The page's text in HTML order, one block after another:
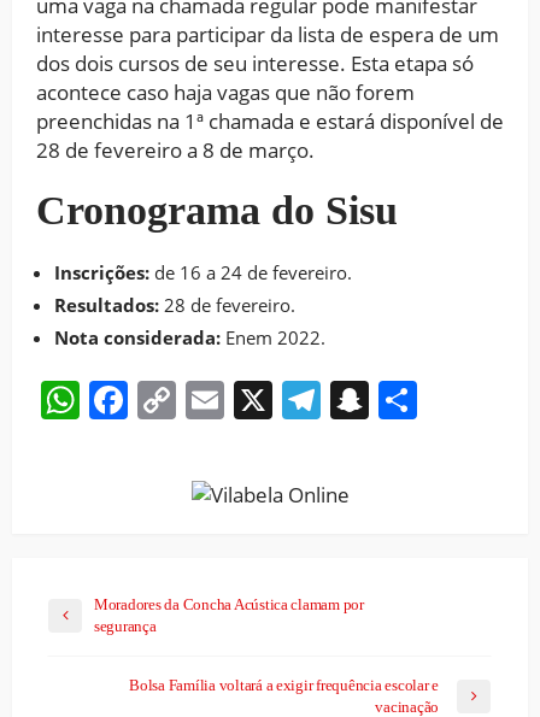
uma vaga na chamada regular pode manifestar
interesse para participar da lista de espera de um
dos dois cursos de seu interesse. Esta etapa só
acontece caso haja vagas que não forem
preenchidas na 1ª chamada e estará disponível de
28 de fevereiro a 8 de março.
Cronograma do Sisu
Inscrições: de 16 a 24 de fevereiro.
Resultados: 28 de fevereiro.
Nota considerada: Enem 2022.
WhatsApp
Facebook
CopyEmail
X Telegram
Snapchat
Moradores da Concha Acústica clamam por
segurança
Bolsa Família voltará a exigir frequência escolar e
vacinação